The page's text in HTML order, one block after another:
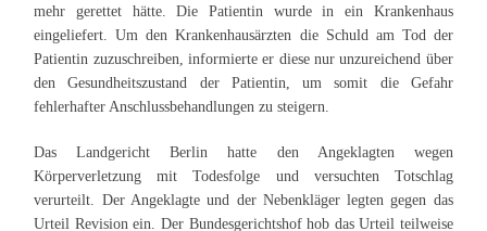
mehr gerettet hätte. Die Patientin wurde in ein Krankenhaus
eingeliefert. Um den Krankenhausärzten die Schuld am Tod der
Patientin zuzuschreiben, informierte er diese nur unzureichend über
den Gesundheitszustand der Patientin, um somit die Gefahr
fehlerhafter Anschlussbehandlungen zu steigern.
Das Landgericht Berlin hatte den Angeklagten wegen
Körperverletzung mit Todesfolge und versuchten Totschlag
verurteilt. Der Angeklagte und der Nebenkläger legten gegen das
Urteil Revision ein. Der Bundesgerichtshof hob das Urteil teilweise